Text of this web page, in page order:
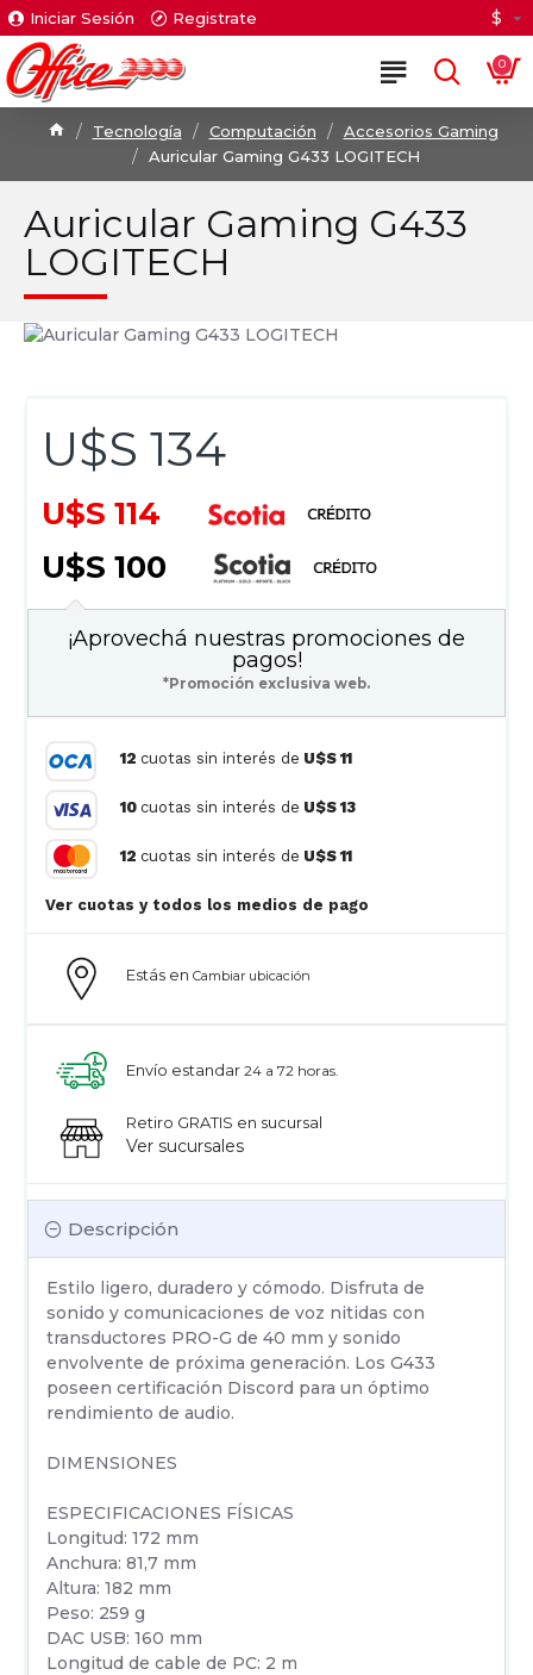
Iniciar Sesión Registrate $
0
Tecnología Computación
Accesorios Gaming
Auricular Gaming G433 LOGITECH
Auricular Gaming G433
LOGITECH
U$S 134
U$S 114
U$S 100
Descripción
Estilo ligero, duradero y cómodo. Disfruta de
sonido y comunicaciones de voz nitidas con
transductores PRO-G de 40 mm y sonido
envolvente de próxima generación. Los G433
poseen certificación Discord para un óptimo
rendimiento de audio.
DIMENSIONES
ESPECIFICACIONES FÍSICAS
Longitud: 172 mm
Anchura: 81,7 mm
Altura: 182 mm
Peso: 259 g
DAC USB: 160 mm
Longitud de cable de PC: 2 m
Estás en Cambiar ubicación
Envío estandar 24 a 72 horas.
Retiro GRATIS en sucursal
Ver sucursales
¡Aprovechá nuestras promociones de
pagos!
*Promoción exclusiva web.
12 cuotas sin interés de U$S 11
10 cuotas sin interés de U$S 13
12 cuotas sin interés de U$S 11
Ver cuotas y todos los medios de pago